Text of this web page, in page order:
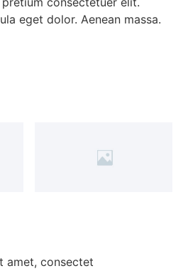
eget dolor. Aenean massa.
amet, consectet